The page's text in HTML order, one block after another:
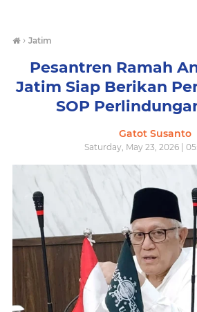
› Jatim
Pesantren Ramah
Jatim Siap Berikan
SOP
Gatot Susanto
Saturday, May 23, 2026 |